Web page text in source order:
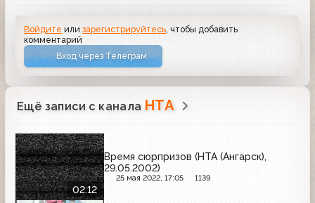
Войдите илизарегистрируйтесь , чтобы добавить
комментарий
Вход через Телеграм
Ещё записи с канала НТА
02:12
Время сюрпризов (НТА (Ангарск),
29.05.2002)
25 мая 2022, 17:05 1139